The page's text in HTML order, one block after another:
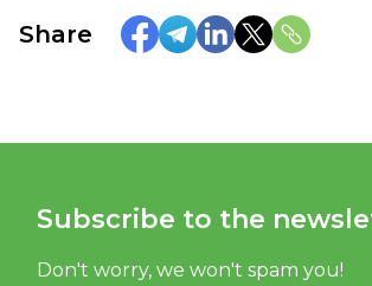
Share
Subscribe to the
Don't worry, we won't spam you!